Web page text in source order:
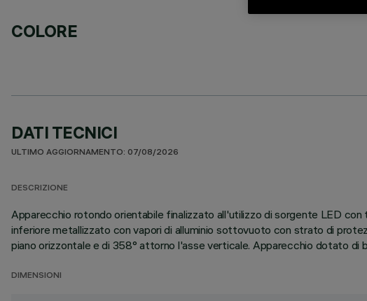
COLORE
DATI TECNICI
ULTIMO AGGIORNAMENTO: 07/08/2026
DESCRIZIONE
Apparecchio rotondo orientabile finalizzato all'utilizzo di sorgente LED
inferiore metallizzato con vapori di alluminio sottovuoto con strato di
piano orizzontale e di 358° attorno l'asse verticale. Apparecchio dotato di
DIMENSIONI